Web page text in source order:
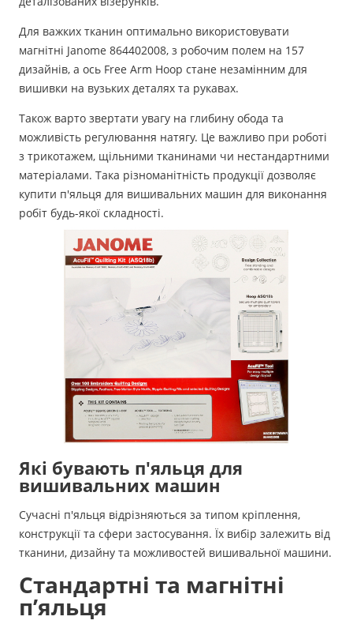
Для важких тканин оптимально використовувати
магнітні Janome 864402008, з робочим полем на 157
дизайнів, а ось Free Arm Hoop стане незамінним для
вишивки на вузьких деталях та рукавах.
Також варто звертати увагу на глибину обода та
можливість регулювання натягу. Це важливо при роботі
з трикотажем, щільними тканинами чи нестандартними
матеріалами. Така різноманітність продукції дозволяє
купити п'яльця для вишивальних машин для виконання
робіт будь-якої складності.
Які бувають п'яльця для
вишивальних машин
Сучасні п'яльця відрізняються за типом кріплення,
конструкції та сфери застосування. Їх вибір залежить від
тканини, дизайну та можливостей вишивальної машини.
Стандартні та магнітні
п’яльця